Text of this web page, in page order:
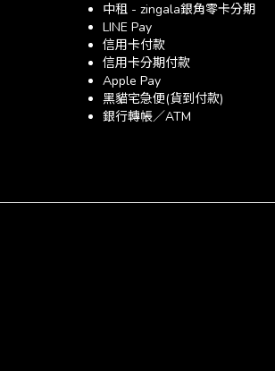
中租 - zingala銀角零卡分期
LINE Pay
信用卡付款
信用卡分期付款
Apple Pay
黑貓宅急便(貨到付款)
銀行轉帳／ATM